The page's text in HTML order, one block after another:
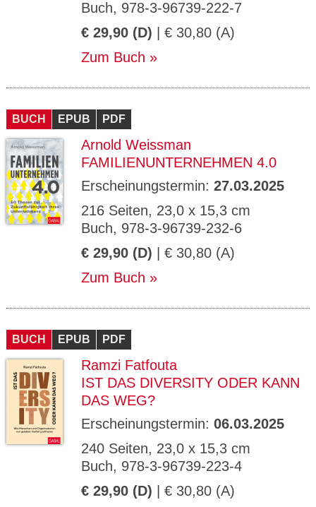
Buch, 978-3-96739-222-7
€ 29,90 (D) | € 30,80 (A)
Zum Buch
BUCH EPUB PDF
Arnold Weissman
FAMILIENUNTERNEHMEN 4.0
Erscheinungstermin: 27.03.2025
216 Seiten, 23,0 x 15,3 cm
Buch, 978-3-96739-232-6
€ 29,90 (D) | € 30,80 (A)
Zum Buch
BUCH EPUB PDF
Ramzi Fatfouta
IST DAS DIVERSITY ODER KANN
DAS WEG?
Erscheinungstermin: 06.03.2025
240 Seiten, 23,0 x 15,3 cm
Buch, 978-3-96739-223-4
€ 29,90 (D) | € 30,80 (A)